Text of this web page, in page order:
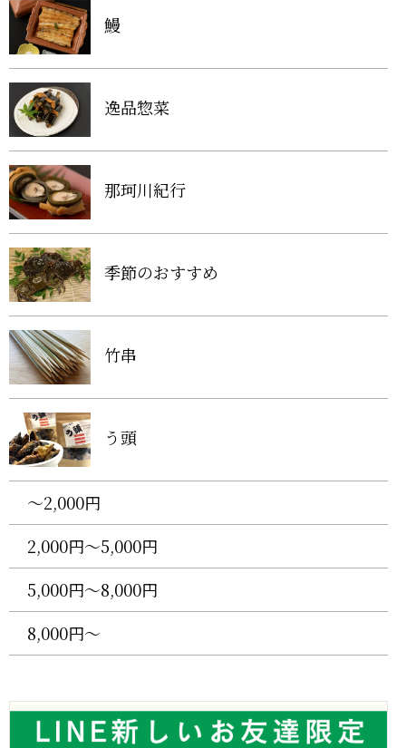
鰻
逸品惣菜
那珂川紀行
季節のおすすめ
竹串
う頭
〜2,000円
2,000円〜5,000円
5,000円〜8,000円
8,000円〜